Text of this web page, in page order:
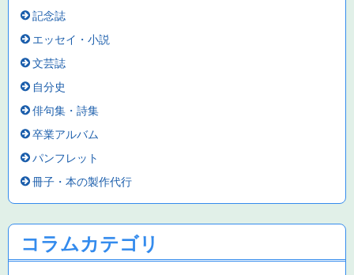
記念誌
エッセイ・小説
文芸誌
自分史
俳句集・詩集
卒業アルバム
パンフレット
冊子・本の製作代行
コラムカテゴリ